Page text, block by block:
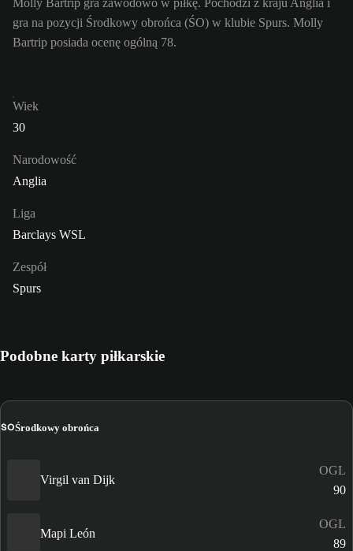
Molly Bartrip gra zawodowo w piłkę. Pochodzi z kraju Anglia i
gra na pozycji Środkowy obrońca (ŚO) w klubie Spurs. Molly
Bartrip posiada ocenę ogólną 78.
Wiek
30
Narodowość
Anglia
Liga
Barclays WSL
Zespół
Spurs
Podobne karty piłkarskie
ŚOŚrodkowy obrońca
Virgil van Dijk
OGL
90
Mapi León
OGL
89